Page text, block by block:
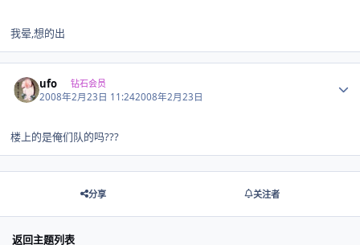
我晕,想的出
ufo 钻石会员
2008年2月23日 11:242008年2月23日
楼上的是俺们队的吗???
分享 关注者
返回主题列表